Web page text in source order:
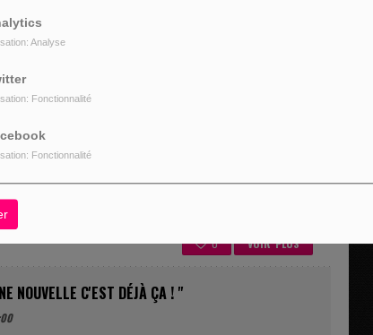
Analyse
Fonctionnalité
Fonctionnalité
Janssens vous présente les livres de la semaine
VOIR PLUS
0
NOUVELLE C'EST DÉJÀ ÇA ! "